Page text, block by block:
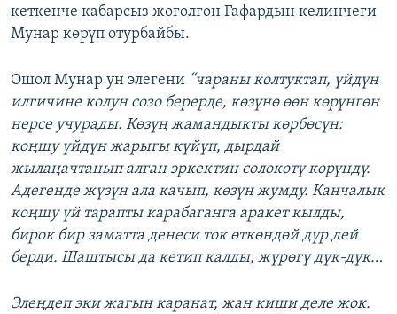
кеткенче кабарсыз жоголгон Гафардын келинчеги
Мунар көрүп отурбайбы.
Ошол Мунар ун элегени “чараны колтуктап, үйдүн
илгичине колун созо берерде, көзүнө өөн көрүнгөн
нерсе учурады. Көзүң жамандыкты көрбөсүн:
коңшу үйдүн жарыгы күйүп, дырдай
жылаңачтанып алган эркектин сөлөкөтү көрүндү.
Адегенде жүзүн ала качып, көзүн жумду. Канчалык
коңшу үй тарапты карабаганга аракет кылды,
бирок бир заматта денеси ток өткөндөй дүр дей
берди. Шаштысы да кетип калды, жүрөгү дүк-дүк…
Элеңдеп эки жагын каранат, жан киши деле жок.